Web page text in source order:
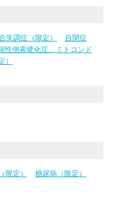
失調症（限定）
自閉症
性側索硬化症、ミトコンド
）
限定）
糖尿病（限定）